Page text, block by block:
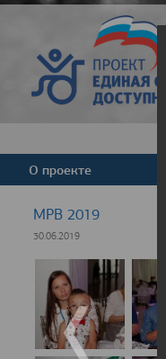
О проекте
МРВ 2019
30.06.2019